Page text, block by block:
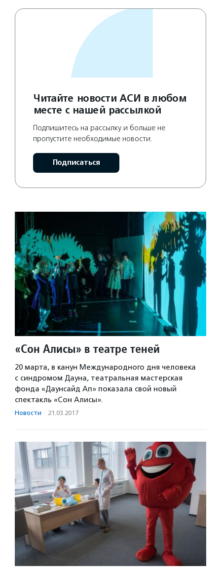
Читайте новости АСИ в любом
месте с нашей рассылкой
Подпишитесь на рассылку и больше не
пропустите необходимые новости.
Подписаться
«Сон Алисы» в театре теней
20 марта, в канун Международного дня человека
с синдромом Дауна, театральная мастерская
фонда «Даунсайд Ап» показала свой новый
спектакль «Сон Алисы».
Новости · 21.03.2017